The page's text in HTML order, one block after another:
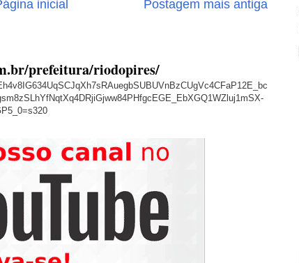
Postagem mais antiga
inicial
prefeitura/riodopires/